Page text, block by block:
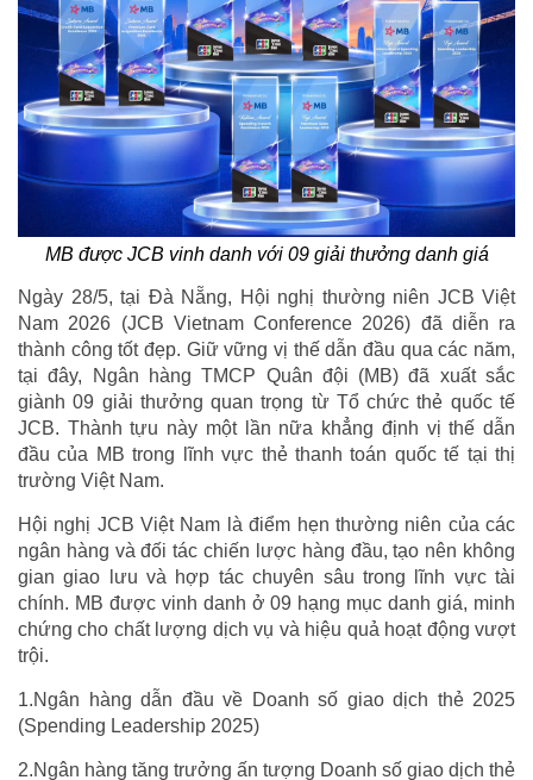
MB được JCB vinh danh với 09 giải thưởng danh giá
Ngày 28/5, tại Đà Nẵng, Hội nghị thường niên JCB Việt
Nam 2026 (JCB Vietnam Conference 2026) đã diễn ra
thành công tốt đẹp. Giữ vững vị thế dẫn đầu qua các năm,
tại đây, Ngân hàng TMCP Quân đội (MB) đã xuất sắc
giành 09 giải thưởng quan trọng từ Tổ chức thẻ quốc tế
JCB. Thành tựu này một lần nữa khẳng định vị thế dẫn
đầu của MB trong lĩnh vực thẻ thanh toán quốc tế tại thị
trường Việt Nam.
Hội nghị JCB Việt Nam là điểm hẹn thường niên của các
ngân hàng và đối tác chiến lược hàng đầu, tạo nên không
gian giao lưu và hợp tác chuyên sâu trong lĩnh vực tài
chính. MB được vinh danh ở 09 hạng mục danh giá, minh
chứng cho chất lượng dịch vụ và hiệu quả hoạt động vượt
trội.
1.Ngân hàng dẫn đầu về Doanh số giao dịch thẻ 2025
(Spending Leadership 2025)
2.Ngân hàng tăng trưởng ấn tượng Doanh số giao dịch thẻ